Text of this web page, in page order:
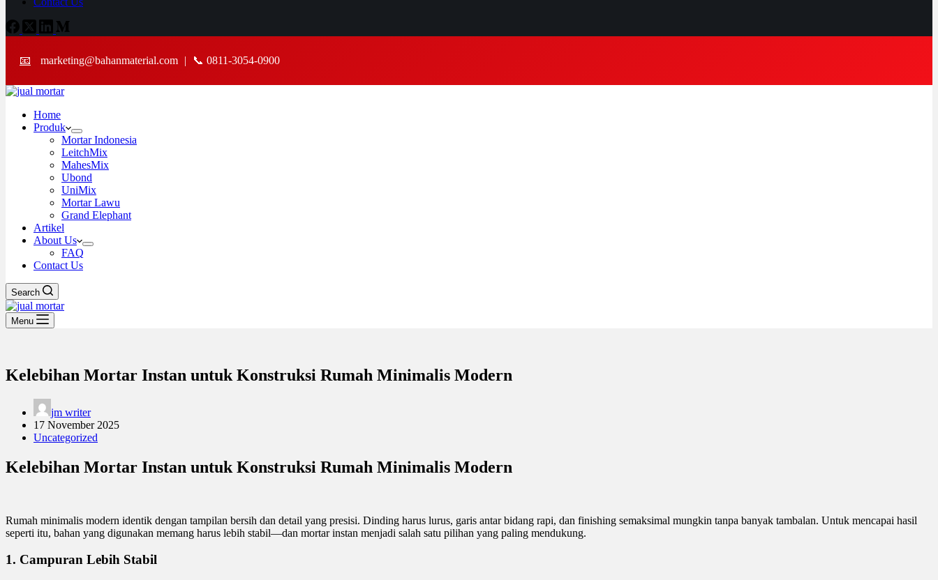
📧 marketing@bahanmaterial.com | 📞 0811-3054-0900
Home
Produk
Mortar Indonesia
LeitchMix
MahesMix
Ubond
UniMix
Mortar Lawu
Grand Elephant
Artikel
About Us
FAQ
Contact Us
Search
Menu
Kelebihan Mortar Instan untuk Konstruksi Rumah Minimalis Modern
jm writer
17 November 2025
Uncategorized
Kelebihan Mortar Instan untuk Konstruksi Rumah Minimalis Modern
Rumah minimalis modern identik dengan tampilan bersih dan detail yang presisi. Dinding harus lurus, garis antar bidang rapi, dan finishing semaksimal mungkin tanpa banyak tambalan. Untuk mencapai hasil
seperti itu, bahan yang digunakan memang harus lebih stabil—dan mortar instan menjadi salah satu pilihan yang paling mendukung.
1. Campuran Lebih Stabil